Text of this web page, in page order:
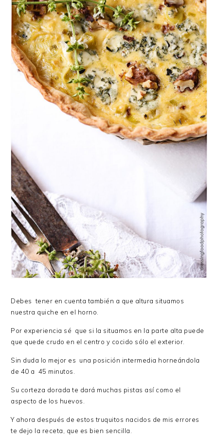
Debes tener en cuenta también a que altura situamos
nuestra quiche en el horno.
Por experiencia sé que si la situamos en la parte alta puede
que quede crudo en el centro y cocido sólo el exterior.
Sin duda lo mejor es una posición intermedia horneándola
de 40 a 45 minutos.
Su corteza dorada te dará muchas pistas así como el
aspecto de los huevos.
Y ahora después de estos truquitos nacidos de mis errores
te dejo la receta, que es bien sencilla.